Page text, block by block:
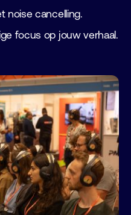
noise cancelling.
focus op jouw verhaal.